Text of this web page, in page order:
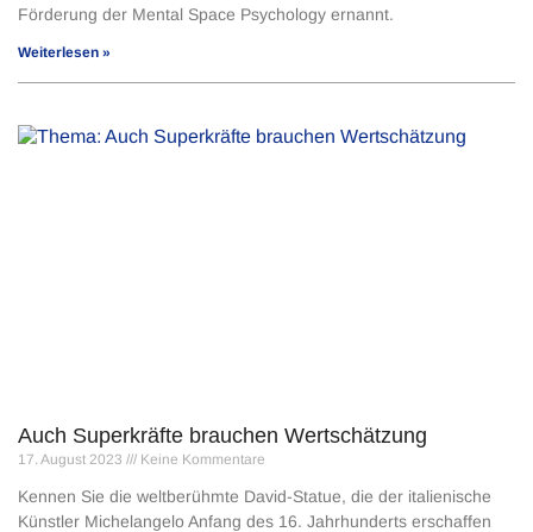
Förderung der Mental Space Psychology ernannt.
Weiterlesen »
Auch Superkräfte brauchen Wertschätzung
17. August 2023 Keine Kommentare
Kennen Sie die weltberühmte David-Statue, die der italienische
Künstler Michelangelo Anfang des 16. Jahrhunderts erschaffen